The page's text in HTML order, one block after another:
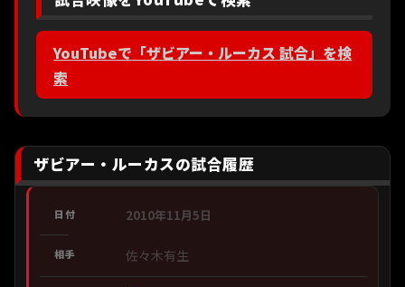
YouTubeで「ザビアー・ルーカス 試合」を検
索
ザビアー・ルーカスの試合履歴
2010年11月5日
佐々木有生